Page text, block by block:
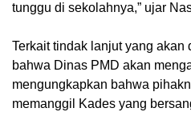
tunggu di sekolahnya,” ujar
Terkait tindak lanjut yang akan
bahwa Dinas PMD akan
mengungkapkan bahwa
memanggil Kades yang